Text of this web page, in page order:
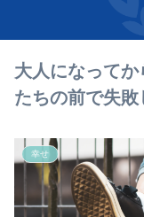
大人になって
たちの前で失敗
幸せ